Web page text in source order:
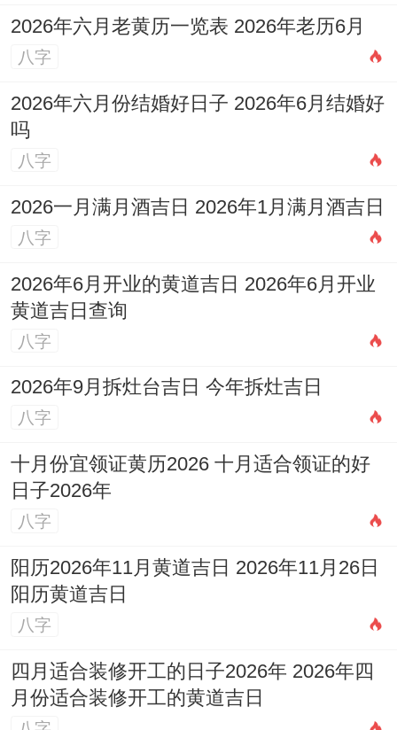
2026年六月老黄历一览表 2026年老历6月
八字
2026年六月份结婚好日子 2026年6月结婚好
吗
八字
2026一月满月酒吉日 2026年1月满月酒吉日
八字
2026年6月开业的黄道吉日 2026年6月开业
黄道吉日查询
八字
2026年9月拆灶台吉日 今年拆灶吉日
八字
十月份宜领证黄历2026 十月适合领证的好
日子2026年
八字
阳历2026年11月黄道吉日 2026年11月26日
阳历黄道吉日
八字
四月适合装修开工的日子2026年 2026年四
月份适合装修开工的黄道吉日